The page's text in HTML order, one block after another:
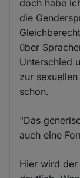
doch habe
die
über
Unterschied
zur
schon.
"Das
auch eine
Hier wird